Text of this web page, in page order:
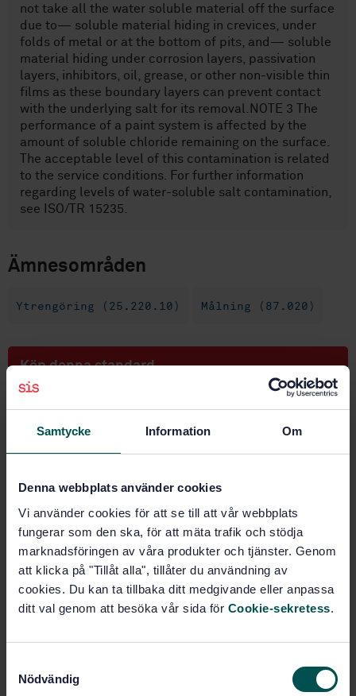
Samtycke Information Om
Denna webbplats använder cookies
Vi använder cookies för att se till att vår webbplats
fungerar som den ska, för att mäta trafik och stödja
marknadsföringen av våra produkter och tjänster. Genom
att klicka på "Tillåt alla", tillåter du användning av
cookies. Du kan ta tillbaka ditt medgivande eller anpassa
ditt val genom att besöka vår sida för Cookie-sekretess.
Nödvändig
not take all the water soluble material off the surface
due to— soluble material hiding in crevices, under
folds of metal or at the bottom of pits, and— soluble
material hiding under corrosion layers, passivation
layers, inhibitors, oil, grease, or other non-visible thin
films as these boundary layers can prevent contact
with the underlying salt for its removal.NOTE 3 The
performance of a paint system is affected by the
amount of soluble chloride remaining on the surface.
The acceptable level of this contamination is related
to the service conditions. For further information
regarding levels of water-soluble salt contamination,
see ISO/TR 15235.
Ämnesområden
Ytrengöring (25.220.10) Målning (87.020)
Köp denna standard
SVENSK STANDARD · SS-EN ISO 8502-2:2017
ytrenhet - Del 2: Laboratoriebestämning av klorid på
Prenumerera på standarden - Läs mer
Pris:
PDF
Lägg i varukorgen